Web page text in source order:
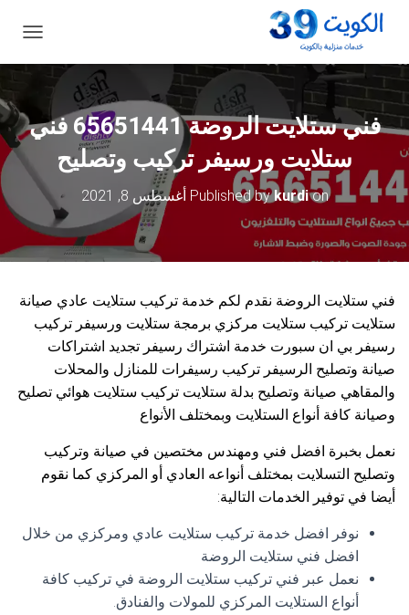
ب
ل
ا
ل
فني ستلايت الروضة 65651441 فني
ستلايت ورسيفر تركيب وتصليح
Published bykurdion أغسطس 8, 2021
فني ستلايت الروضة نقدم لكم خدمة تركيب ستلايت عادي صيانة
ستلايت تركيب ستلايت مركزي برمجة ستلايت ورسيفر تركيب
رسيفر بي ان سبورت خدمة اشتراك رسيفر تجديد اشتراكات
صيانة وتصليح الرسيفر تركيب رسيفرات للمنازل والمحلات
والمقاهي صيانة وتصليح بدلة ستلايت تركيب ستلايت هوائي تصليح
وصيانة كافة أنواع الستلايت وبمختلف الأنواع
نعمل بخبرة افضل فني ومهندس مختصين في صيانة وتركيب
وتصليح التسلايت بمختلف أنواعه العادي أو المركزي كما نقوم
أيضا في توفير الخدمات التالية:
نوفر افضل خدمة تركيب ستلايت عادي ومركزي من خلال
افضل فني ستلايت الروضة
نعمل عبر فني تركيب ستلايت الروضة في تركيب كافة
أنواع الستلايت المركزي للمولات والفنادق.